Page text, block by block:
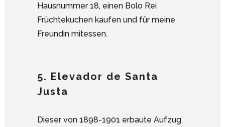
Hausnummer 18, einen Bolo Rei
Früchtekuchen kaufen und für meine
Freundin mitessen.
5. Elevador de Santa
Justa
Dieser von 1898-1901 erbaute Aufzug